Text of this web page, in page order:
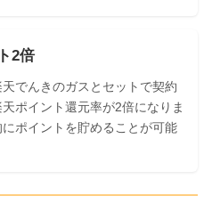
2倍
でんきのガスとセットで契約
ポイント還元率が2倍になりま
ポイントを貯めることが可能